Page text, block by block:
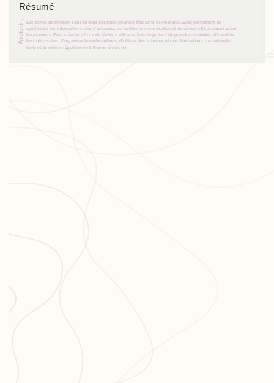
Résumé
A retenir :
Les fiches de révision sont un outil essentiel pour les étudiants de Post-Bac. Elles permettent de
synthétiser les informations clés d'un cours, de faciliter la mémorisation et de réviser efficacement avant
les examens. Pour créer une fiche de révision efficace, il est important de prendre des notes, d'identifier
les notions clés, d'organiser les informations, d'utiliser des schémas et des illustrations, de réduire le
texte et de réviser régulièrement. Bonne révision !